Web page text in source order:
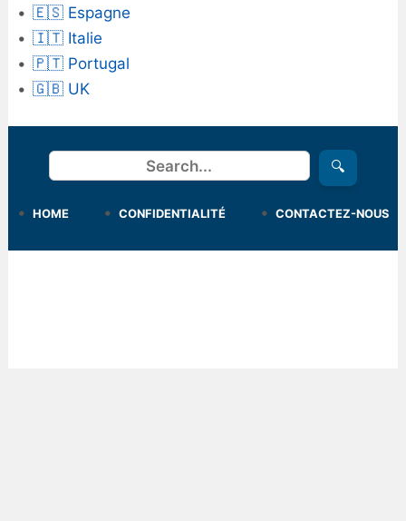
🇪🇸 Espagne
🇮🇹 Italie
🇵🇹 Portugal
🇬🇧 UK
Rechercher 🔍
HOME CONFIDENTIALITÉ CONTACTEZ-NOUS